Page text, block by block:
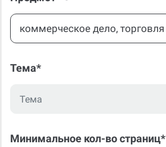
Тема*
Минимальное кол-во страниц*